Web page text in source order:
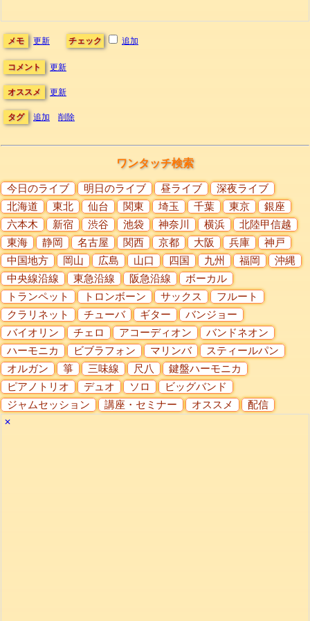
メモ 更新 チェック 追加
コメント 更新
オススメ 更新
タグ 追加 削除
ワンタッチ検索
今日のライブ 明日のライブ 昼ライブ
深夜ライブ
北海道
東北 仙台 関東 埼玉 千葉 東京
銀座
六本木
新宿 渋谷 池袋 神奈川 横浜
北陸甲信越
東海
静岡 名古屋 関西 京都 大阪 兵庫
神戸
中国地方
岡山 広島 山口 四国 九州 福岡
沖縄
中央線沿線
東急沿線 阪急沿線
ボーカル
トランペット
トロンボーン サックス
フルート
クラリネット
チューバ ギター
バンジョー
バイオリン
チェロ アコーディオン
バンドネオン
ハーモニカ
ビブラフォン マリンバ
スティールパン
オルガン
箏 三味線 尺八
鍵盤ハーモニカ
ピアノトリオ
デュオ ソロ
ビッグバンド
ジャムセッション
講座・セミナー オススメ 配信
✕